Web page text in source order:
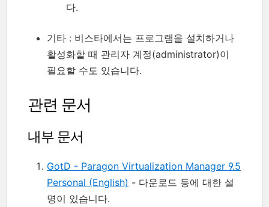
다.
기타 : 비스타에서는 프로그램을 설치하거나
활성화할 때 관리자 계정(administrator)이
필요할 수도 있습니다.
관련 문서
내부 문서
GotD - Paragon Virtualization Manager 9.5
Personal (English) - 다운로드 등에 대한 설
명이 있습니다.